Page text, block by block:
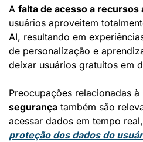
A falta de acesso a recursos
usuários aproveitem
AI, resultando em
de personalização e
deixar usuários gratuitos em
Preocupações relacionadas à
segurança também são
proteção dos dados do